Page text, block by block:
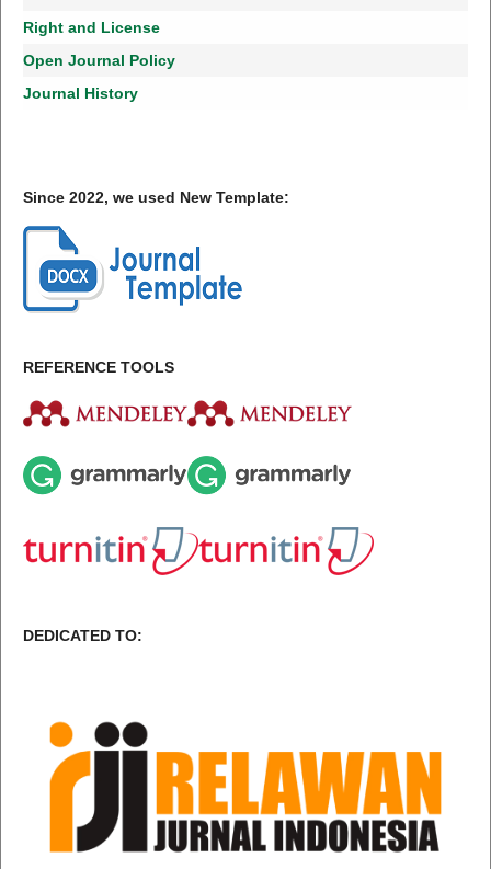
Right and License
Open Journal Policy
Journal History
Since 2022, we used New Template:
REFERENCE TOOLS
DEDICATED TO: